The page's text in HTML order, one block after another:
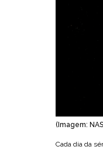
(Imagem:
Cada dia da